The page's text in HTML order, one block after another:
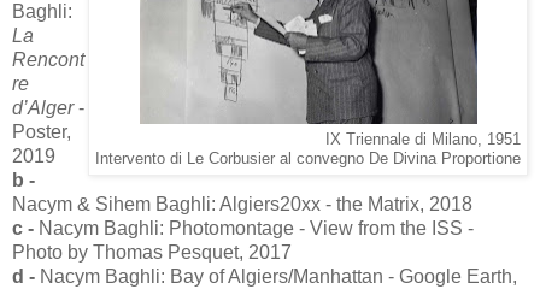
IX Triennale di Milano, 1951
Intervento di Le Corbusier al convegno De Divina Proportione
Baghli:
La
Rencont
re
d’Alger-
Poster,
2019
b -
Nacym & Sihem Baghli: Algiers20xx - the Matrix, 2018
c - Nacym Baghli: Photomontage - View from the ISS -
Photo by Thomas Pesquet, 2017
d - Nacym Baghli: Bay of Algiers/Manhattan - Google Earth,